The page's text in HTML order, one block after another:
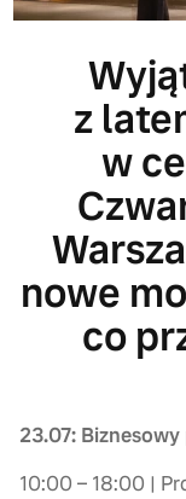
z
w
nowe
co
23.07:
10:00 – 18:00 |